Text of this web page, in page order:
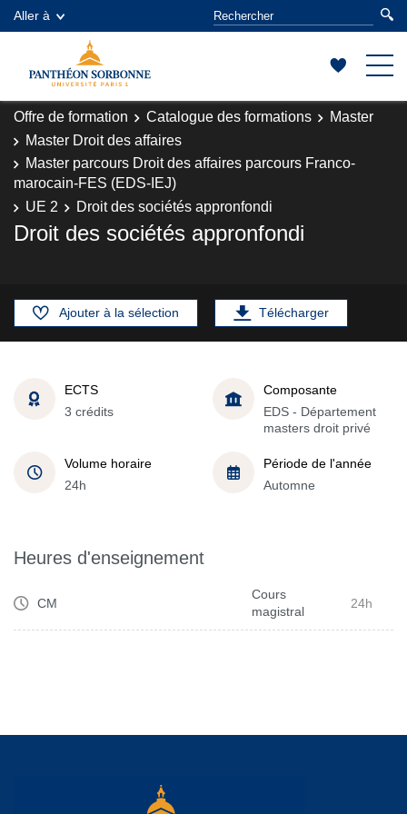
Aller à
Offre de formation Catalogue des formations
Master
Master Droit des affaires
Master parcours Droit des affaires parcours Franco-
marocain-FES (EDS-IEJ)
UE 2
Droit des sociétés appronfondi
Droit des sociétés appronfondi
Ajouter à la sélection Télécharger
ECTS
3 crédits
Composante
EDS - Département
masters droit privé
Volume horaire
24h
Période de l'année
Automne
Heures d'enseignement
CM
Cours
magistral
24h